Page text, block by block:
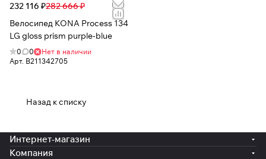
232 116 ₽282 666 ₽
Велосипед KONA Process 134
LG gloss prism purple-blue
0 0
Нет в наличии
Арт. B211342705
Назад к списку
Интернет-магазин
Компания